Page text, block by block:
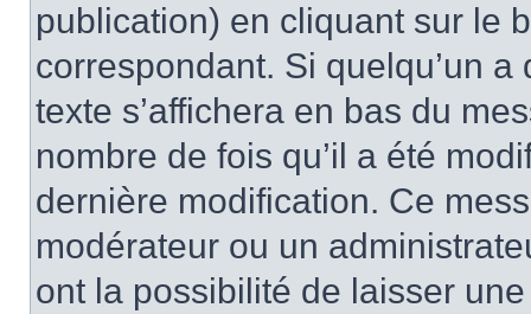
publication) en cliquant sur le
correspondant. Si quelqu’un
texte s’affichera en bas du
nombre de fois qu’il a été
dernière modification. Ce
modérateur ou un
ont la possibilité de laisser